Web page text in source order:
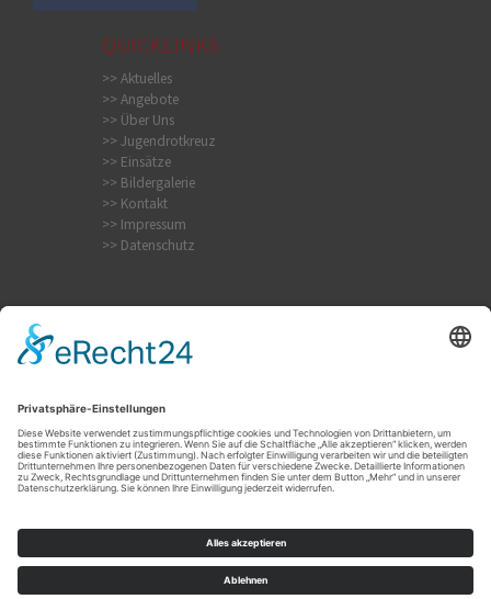
QUICKLINKS
>> Aktuelles
>> Angebote
>> Über Uns
>> Jugendrotkreuz
>> Einsätze
>> Bildergalerie
>> Kontakt
>> Impressum
>> Datenschutz
Internistischer Notfall
Krampfanfall